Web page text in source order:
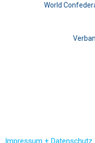
World
Impressum + Datenschutz